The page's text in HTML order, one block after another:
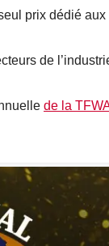
prix dédié
de
de la